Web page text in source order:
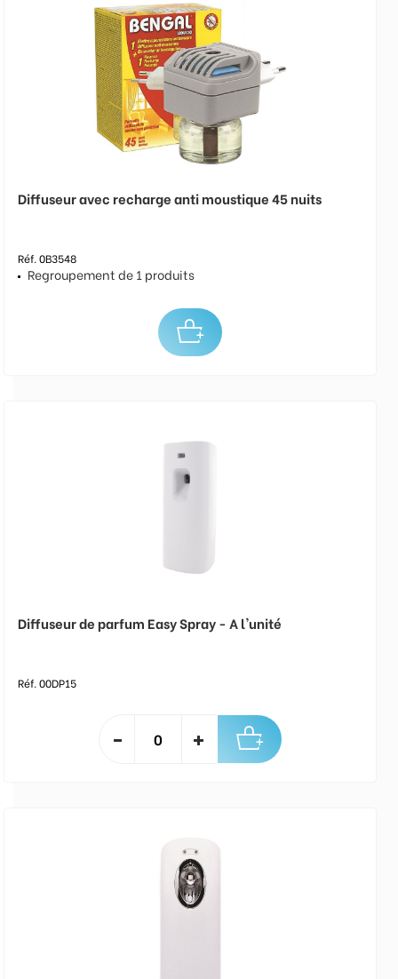
Diffuseur avec recharge anti moustique 45 nuits
Réf. 0B3548
Regroupement de 1 produits
Diffuseur de parfum Easy Spray - A l'unité
Réf. 00DP15